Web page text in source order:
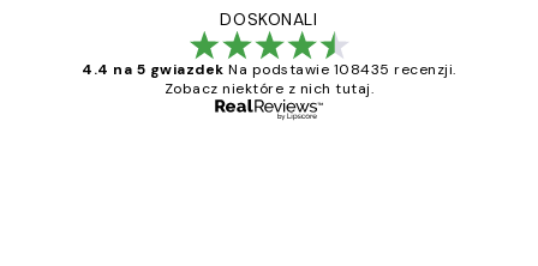
DOSKONALI
4.4 na 5 gwiazdek Na podstawie 108435 recenzji.
Zobacz niektóre z nich tutaj.